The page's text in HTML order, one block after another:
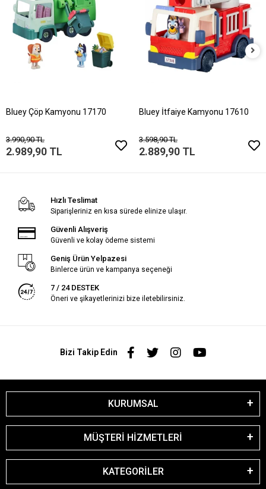
Bluey Çöp Kamyonu 17170
3.990,90 TL
2.989,90 TL
Bluey İtfaiye Kamyonu 17610
3.598,90 TL
2.889,90 TL
Hızlı Teslimat
Siparişleriniz en kısa sürede elinize ulaşır.
Güvenli Alışveriş
Güvenli ve kolay ödeme sistemi
Geniş Ürün Yelpazesi
Binlerce ürün ve kampanya seçeneği
7 / 24 DESTEK
Öneri ve şikayetlerinizi bize iletebilirsiniz.
Bizi Takip Edin
KURUMSAL
MÜŞTERİ HİZMETLERİ
KATEGORİLER